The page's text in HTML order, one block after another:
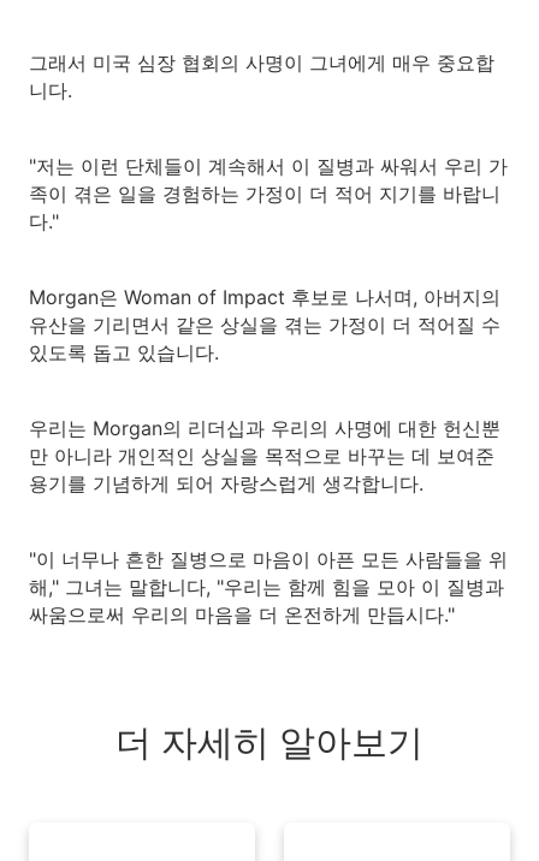
그래서 미국 심장 협회의 사명이 그녀에게 매우 중요합
니다.
"저는 이런 단체들이 계속해서 이 질병과 싸워서 우리 가
족이 겪은 일을 경험하는 가정이 더 적어 지기를 바랍니
다."
Morgan은 Woman of Impact 후보로 나서며, 아버지의
유산을 기리면서 같은 상실을 겪는 가정이 더 적어질 수
있도록 돕고 있습니다.
우리는 Morgan의 리더십과 우리의 사명에 대한 헌신뿐
만 아니라 개인적인 상실을 목적으로 바꾸는 데 보여준
용기를 기념하게 되어 자랑스럽게 생각합니다.
"이 너무나 흔한 질병으로 마음이 아픈 모든 사람들을 위
해," 그녀는 말합니다, "우리는 함께 힘을 모아 이 질병과
싸움으로써 우리의 마음을 더 온전하게 만듭시다."
더 자세히 알아보기